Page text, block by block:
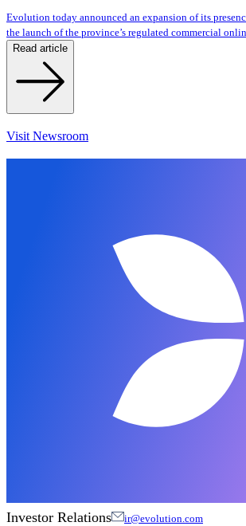
Evolution today announced an expansion of its
the launch of the province’s regulated commercial
Read article
Visit Newsroom
Investor Relations ir@evolution.com